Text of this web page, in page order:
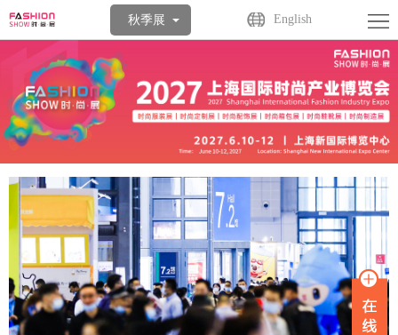
秋季展 English
首
于
展
会
展
商
中
观
众
活
心
媒
中
系